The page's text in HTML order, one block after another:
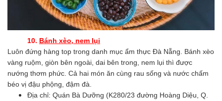
10. Bánh xèo, nem lụi
Luôn đứng hàng top trong danh mục ẩm thực Đà Nẵng. Bánh xèo
vàng ruộm, giòn bên ngoài, dai bên trong, nem lụi thì được
nướng thơm phức. Cả hai món ăn cùng rau sống và nước chấm
béo vị đậu phộng, đậm đà.
Địa chỉ: Quán Bà Dưỡng (K280/23 đường Hoàng Diệu, Q.